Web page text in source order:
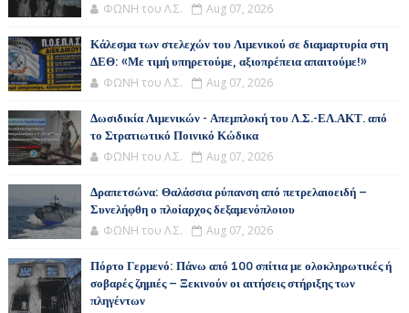
ΦΩΝΗ του Λ.Σ. Aug 07, 2026
Κάλεσμα των στελεχών του Λιμενικού σε διαμαρτυρία στη
ΔΕΘ: «Με τιμή υπηρετούμε, αξιοπρέπεια απαιτούμε!»
ΦΩΝΗ του Λ.Σ. Aug 07, 2026
Δωσιδικία Λιμενικών - Απεμπλοκή του Λ.Σ.-ΕΛ.ΑΚΤ. από
το Στρατιωτικό Ποινικό Κώδικα
ΦΩΝΗ του Λ.Σ. Aug 07, 2026
Δραπετσώνα: Θαλάσσια ρύπανση από πετρελαιοειδή –
Συνελήφθη ο πλοίαρχος δεξαμενόπλοιου
ΦΩΝΗ του Λ.Σ. Aug 07, 2026
Πόρτο Γερμενό: Πάνω από 100 σπίτια με ολοκληρωτικές ή
σοβαρές ζημιές – Ξεκινούν οι αιτήσεις στήριξης των
πληγέντων